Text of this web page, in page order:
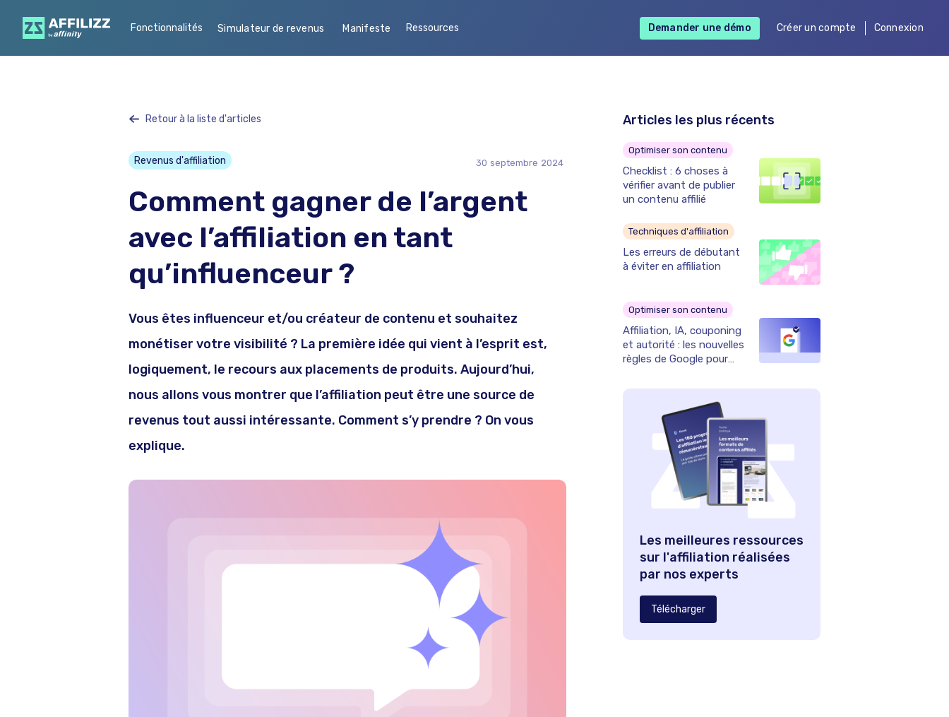
Fonctionnalités Simulateur de revenus Manifeste Ressources Demander une démo Créer un compte Connexion
Retour à la liste d'articles
Revenus d'affiliation 30 septembre 2024
Comment gagner de l’argent
avec l’affiliation en tant
qu’influenceur ?
Vous êtes influenceur et/ou créateur de contenu et souhaitez
monétiser votre visibilité ? La première idée qui vient à l’esprit est,
logiquement, le recours aux placements de produits. Aujourd’hui,
nous allons vous montrer que l’affiliation peut être une source de
revenus tout aussi intéressante. Comment s’y prendre ? On vous
explique.
Articles les plus récents
Optimiser son contenu
Checklist : 6 choses à
vérifier avant de publier
un contenu affilié
Techniques d'affiliation
Les erreurs de débutant
à éviter en affiliation
Optimiser son contenu
Affiliation, IA, couponing
et autorité : les nouvelles
règles de Google pour
Les meilleures ressources
sur l'affiliation réalisées
par nos experts
Télécharger